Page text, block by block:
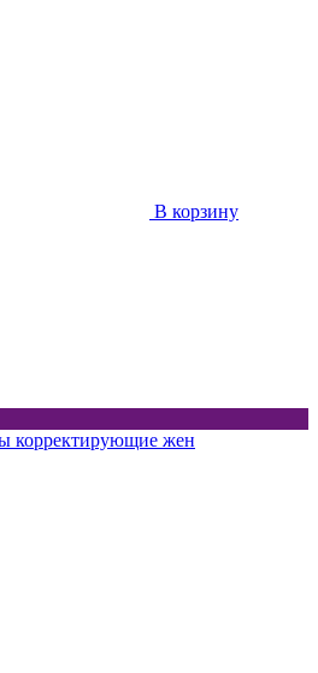
В корзину
корректирующие жен